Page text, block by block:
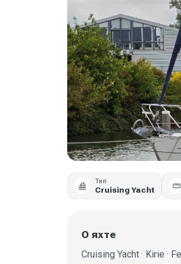
sailing Тип
Cruising Yacht straighten
О яхте
Cruising Yacht · Kirie ·